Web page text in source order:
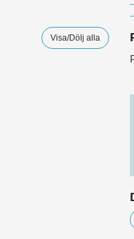
Visa/Dölj alla